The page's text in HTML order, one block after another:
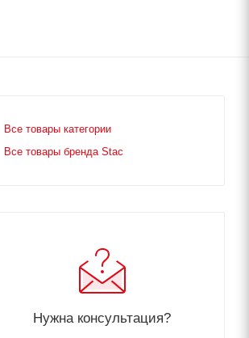
Все товары категории
Все товары бренда Stac
Нужна консультация?